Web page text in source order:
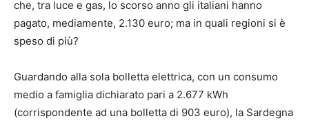
che, tra luce e gas, lo scorso anno gli italiani hanno
pagato, mediamente, 2.130 euro; ma in quali regioni si è
speso di più?
Guardando alla sola bolletta elettrica, con un consumo
medio a famiglia dichiarato pari a 2.677 kWh
(corrispondente ad una bolletta di 903 euro), la Sardegna